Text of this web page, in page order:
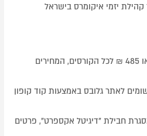
קהילת יזמי איקומרס בישראל
מחיר: 285 ₪ לקורס אחד או 485 ₪ לכל הקורסים, המחירים
של 25% לרשומים לאתר גלובס באמצעות קוד קופון
חבילת "דיגיטל אקספרט", פרטים